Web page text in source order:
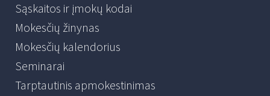
Sąskaitos ir įmokų kodai
Mokesčių žinynas
Mokesčių kalendorius
Seminarai
Tarptautinis apmokestinimas